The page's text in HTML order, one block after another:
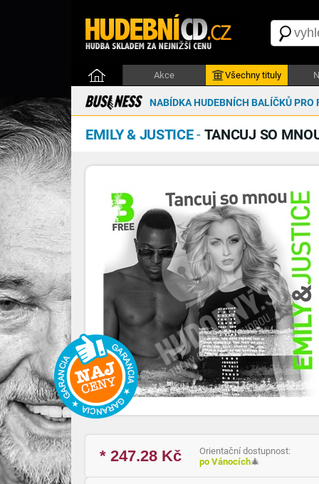
Akce Všechny tituly
NABÍDKA HUDEBNÍCH BALÍČKŮ PRO
EMILY & JUSTICE- TANCUJ SO
* 247.28 Kč
Orientační dostupnost:
po Vánocích🎄